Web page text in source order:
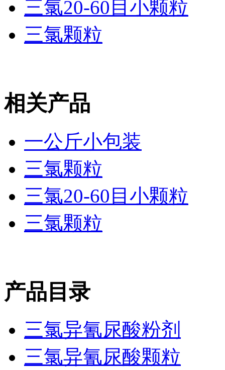
三氯20-60目小颗粒
三氯颗粒
相关产品
一公斤小包装
三氯颗粒
三氯20-60目小颗粒
三氯颗粒
产品目录
三氯异氰尿酸粉剂
三氯异氰尿酸颗粒